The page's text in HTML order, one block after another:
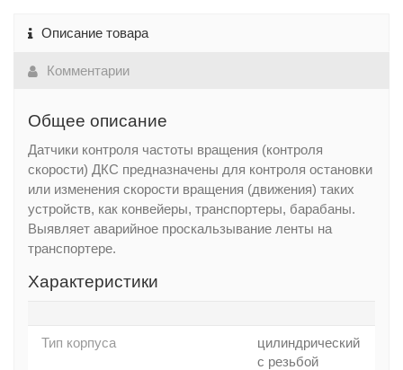
Описание товара
Комментарии
Общее описание
Датчики контроля частоты вращения (контроля
скорости) ДКС предназначены для контроля остановки
или изменения скорости вращения (движения) таких
устройств, как конвейеры, транспортеры, барабаны.
Выявляет аварийное проскальзывание ленты на
транспортере.
Характеристики
Тип корпуса
цилиндрический
с резьбой